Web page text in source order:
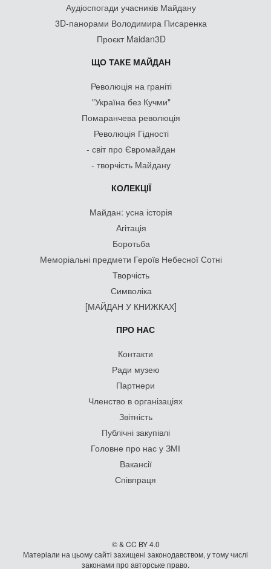
Аудіоспогади учасників Майдану
3D-панорами Володимира Писаренка
Проєкт Maidan3D
ЩО ТАКЕ МАЙДАН
Революція на граніті
"Україна без Кучми"
Помаранчева революція
Революція Гідності
- світ про Євромайдан
- творчість Майдану
КОЛЕКЦІЇ
Майдан: усна історія
Агітація
Боротьба
Меморіальні предмети Героїв Небесної Сотні
Творчість
Символіка
[МАЙДАН У КНИЖКАХ]
ПРО НАС
Контакти
Ради музею
Партнери
Членство в організаціях
Звітність
Публічні закупівлі
Головне про нас у ЗМІ
Вакансії
Співпраця
© & CC BY 4.0
Матеріали на цьому сайті захищені законодавством, у тому числі
законами про авторське право.